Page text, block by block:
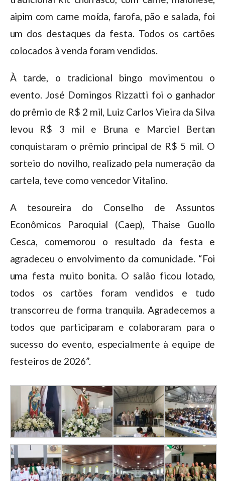
aipim com carne moída, farofa, pão e salada, foi
um dos destaques da festa. Todos os cartões
colocados à venda foram vendidos.
À tarde, o tradicional bingo movimentou o
evento. José Domingos Rizzatti foi o ganhador
do prêmio de R$ 2 mil, Luiz Carlos Vieira da Silva
levou R$ 3 mil e Bruna e Marciel Bertan
conquistaram o prêmio principal de R$ 5 mil. O
sorteio do novilho, realizado pela numeração da
cartela, teve como vencedor Vitalino.
A tesoureira do Conselho de Assuntos
Econômicos Paroquial (Caep), Thaise Guollo
Cesca, comemorou o resultado da festa e
agradeceu o envolvimento da comunidade. “Foi
uma festa muito bonita. O salão ficou lotado,
todos os cartões foram vendidos e tudo
transcorreu de forma tranquila. Agradecemos a
todos que participaram e colaboraram para o
sucesso do evento, especialmente à equipe de
festeiros de 2026”.